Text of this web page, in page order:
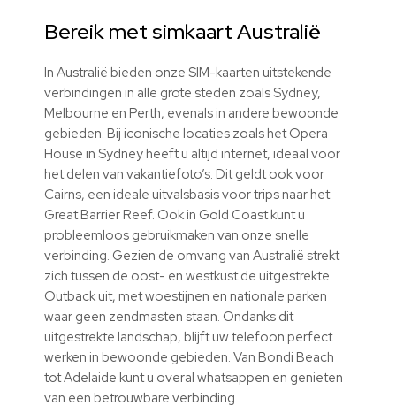
Bereik met simkaart Australië
In Australië bieden onze SIM-kaarten uitstekende
verbindingen in alle grote steden zoals Sydney,
Melbourne en Perth, evenals in andere bewoonde
gebieden. Bij iconische locaties zoals het Opera
House in Sydney heeft u altijd internet, ideaal voor
het delen van vakantiefoto’s. Dit geldt ook voor
Cairns, een ideale uitvalsbasis voor trips naar het
Great Barrier Reef. Ook in Gold Coast kunt u
probleemloos gebruikmaken van onze snelle
verbinding. Gezien de omvang van Australië strekt
zich tussen de oost- en westkust de uitgestrekte
Outback uit, met woestijnen en nationale parken
waar geen zendmasten staan. Ondanks dit
uitgestrekte landschap, blijft uw telefoon perfect
werken in bewoonde gebieden. Van Bondi Beach
tot Adelaide kunt u overal whatsappen en genieten
van een betrouwbare verbinding.